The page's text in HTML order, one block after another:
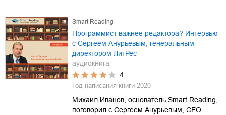
Smart Reading
Программист важнее редактора? Интервью
с Сергеем Анурьевым, генеральным
директором ЛитРес
аудиокнига
4
Год написания книги 2020
Михаил Иванов, основатель Smart Reading,
поговорил с Сергеем Анурьевым, CEO